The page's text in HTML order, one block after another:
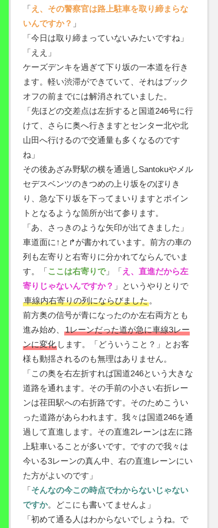
「 え、その警察官は路上駐車を取り締まらな
いんですか？ 」
「今日は取り締まっていないみたいですね」
「ええ」
ケーズデンキを過ぎて下り坂の一本道を行き
ます。軽い渋滞ができていて、それはブック
オフの前までには解消されていました。
「先ほどの交差点は左折すると国道246号に行
けて、さらに奥へ行きますとセンター北や北
山田へ行けるので交通量も多くなるのです
ね」
その後あざみ野駅の横を通過しSantokuやメル
セデスベンツのきつめの上り坂をのぼりき
り、急な下り坂を下ってまいりますとポイン
トとなるような箇所が出て参ります。
「あ、さっきのような矢印が出てきました」
車道面に↑と↱が書かれています。前方の車の
列も左寄りと右寄りに分かれてならんでいま
す。「 ここは右寄りで」「 え、直進だから左
寄りじゃないんですか？ 」というやりとりで
車線内右寄りの列にならびました。
前方奥の信号が青になったのか左右両方とも
進み始め、1レーンだった道が急に車線3レー
ンに変化 します。「どういうこと？」とお客
様も動揺されるのも無理はありません。
「この奥を右左折すれば国道246という大きな
道路を通れます。その手前の小さい右折レー
ンは荏田駅への右折路です。そのためこうい
った道路があらわれます。我々は国道246を通
過して直進します。その直進2レーンは左に路
上駐車いることが多いです。ですので我々は
今いる3レーンの真ん中、右の直進レーンにい
た方がよいのです」
「 そんなの今この時点でわからないじゃない
ですか。どこにも書いてませんよ」
「初めて通る人はわからないでしょうね。で